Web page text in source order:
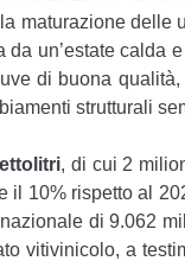
maturazione delle
un’estate calda
di buona
strutturali
, di cui 2
il 10% rispetto al
di 9.062
vitivinicolo, a